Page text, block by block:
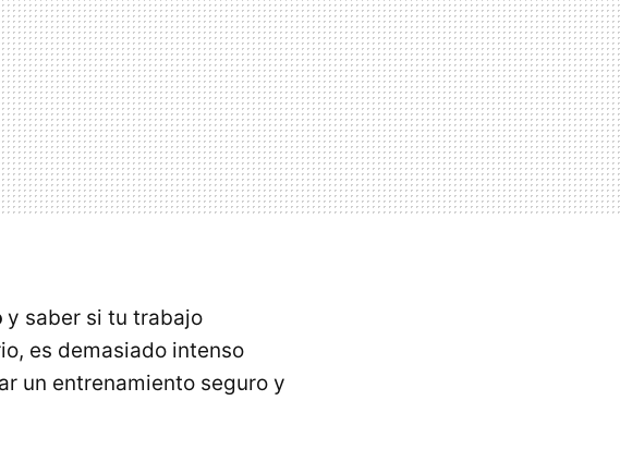
y saber si tu trabajo
es demasiado intenso
un entrenamiento seguro y